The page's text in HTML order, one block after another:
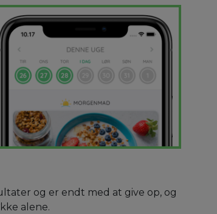
og er endt med at give op, og
alene.